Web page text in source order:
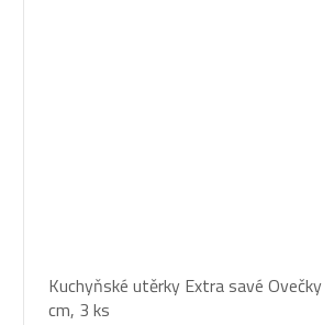
Kuchyňské utěrky Extra savé
cm, 3 ks